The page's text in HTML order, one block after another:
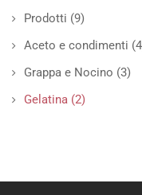
Prodotti (9)
Aceto e condimenti
Grappa e Nocino (3)
Gelatina (2)